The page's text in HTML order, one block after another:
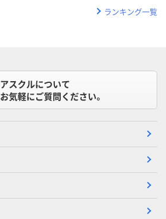
ランキング一覧
アスクルについて
お気軽にご質問ください。